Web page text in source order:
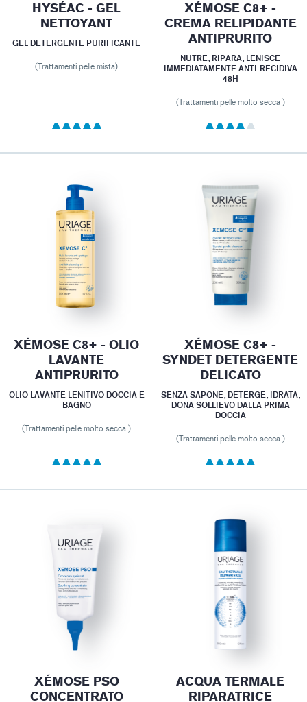
HYSÉAC - GEL
NETTOYANT
GEL DETERGENTE PURIFICANTE
(Trattamenti pelle mista)
XÉMOSE C8+ -
CREMA RELIPIDANTE
ANTIPRURITO
NUTRE, RIPARA, LENISCE
IMMEDIATAMENTE ANTI-RECIDIVA
48H
(Trattamenti pelle molto secca )
XÉMOSE C8+ - OLIO
LAVANTE
ANTIPRURITO
OLIO LAVANTE LENITIVO DOCCIA E
BAGNO
(Trattamenti pelle molto secca )
XÉMOSE C8+ -
SYNDET DETERGENTE
DELICATO
SENZA SAPONE, DETERGE, IDRATA,
DONA SOLLIEVO DALLA PRIMA
DOCCIA
(Trattamenti pelle molto secca )
XÉMOSE PSO
CONCENTRATO
ACQUA TERMALE
RIPARATRICE